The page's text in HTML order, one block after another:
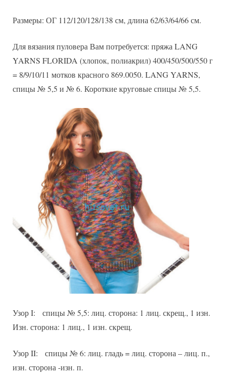
Размеры: ОГ 112/120/128/138 см, длина 62/63/64/66 см.
Для вязания пуловера Вам потребуется: пряжа LANG
YARNS FLORIDA (хлопок, полиакрил) 400/450/500/550 г
= 8/9/10/11 мотков красного 869.0050. LANG YARNS,
спицы № 5,5 и № 6. Короткие круговые спицы № 5,5.
Узор I: спицы № 5,5: лиц. сторона: 1 лиц. скрещ., 1 изн.
Изн. сторона: 1 лиц., 1 изн. скрещ.
Узор II: спицы № 6: лиц. гладь = лиц. сторона – лиц. п.,
изн. сторона -изн. п.